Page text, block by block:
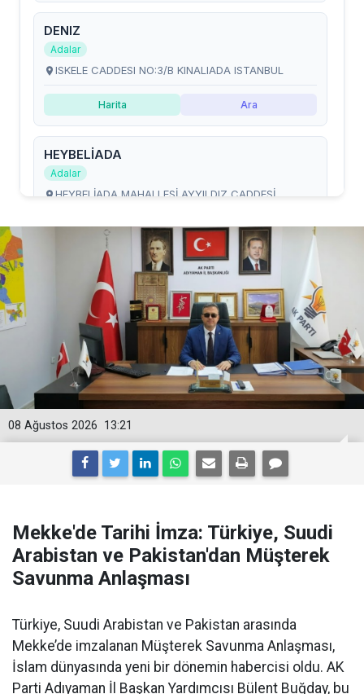
13:21
08 Ağustos 2026
Mekke'de Tarihi İmza: Türkiye, Suudi
Arabistan ve Pakistan'dan Müşterek
Savunma Anlaşması
Türkiye, Suudi Arabistan ve Pakistan arasında
Mekke’de imzalanan Müşterek Savunma Anlaşması,
İslam dünyasında yeni bir dönemin habercisi oldu. AK
Parti Adıyaman İl Başkan Yardımcısı Bülent Buğday, bu